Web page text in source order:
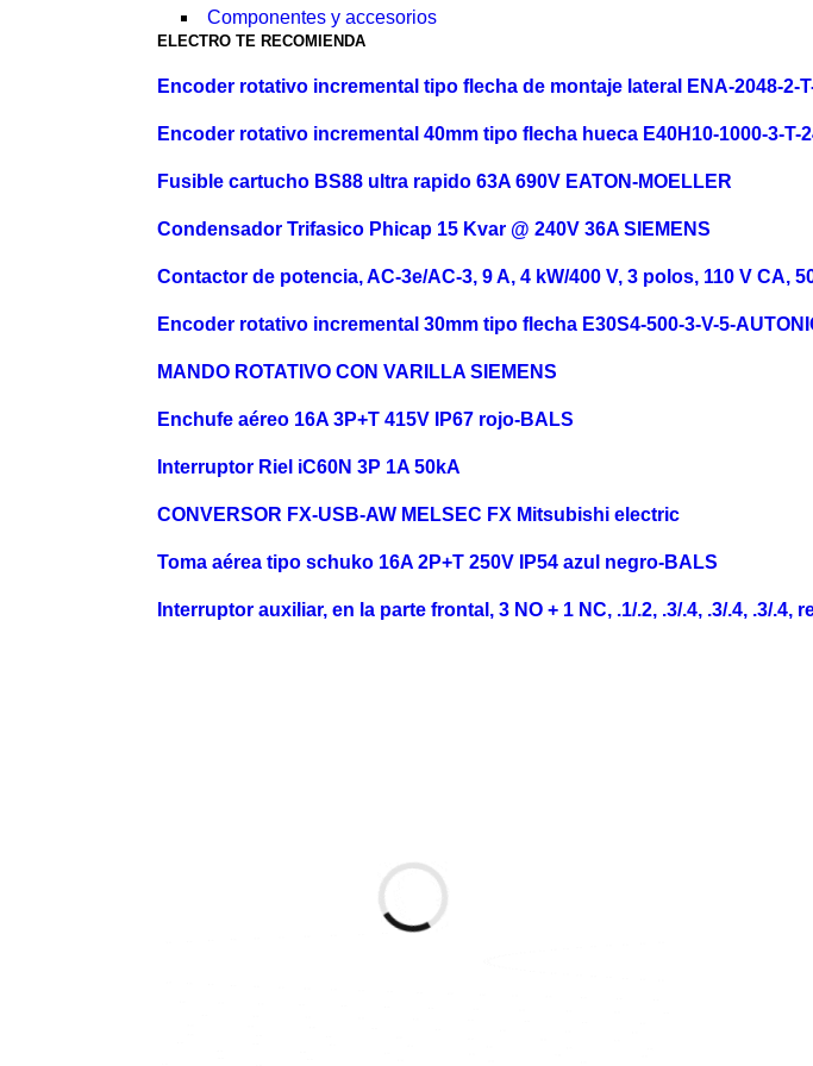
Componentes y accesorios
ELECTRO TE RECOMIENDA
Encoder rotativo incremental tipo flecha de montaje lateral ENA-2048-2-
Encoder rotativo incremental 40mm tipo flecha hueca E40H10-1000-3-T-
Fusible cartucho BS88 ultra rapido 63A 690V EATON-MOELLER
Condensador Trifasico Phicap 15 Kvar @ 240V 36A SIEMENS
Contactor de potencia, AC-3e/AC-3, 9 A, 4 kW/400 V, 3 polos, 110 V CA,
Encoder rotativo incremental 30mm tipo flecha E30S4-500-3-V-5-
MANDO ROTATIVO CON VARILLA SIEMENS
Enchufe aéreo 16A 3P+T 415V IP67 rojo-BALS
Interruptor Riel iC60N 3P 1A 50kA
CONVERSOR FX-USB-AW MELSEC FX Mitsubishi electric
Toma aérea tipo schuko 16A 2P+T 250V IP54 azul negro-BALS
Interruptor auxiliar, en la parte frontal, 3 NO + 1 NC, .1/.2, .3/.4, .3/.4, .3/